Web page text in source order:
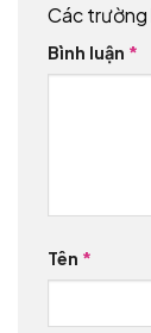
Các
Bình luận *
Tên *